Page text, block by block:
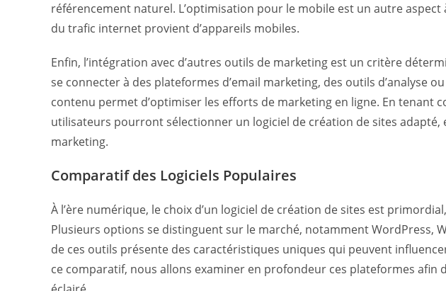
référencement naturel. L’optimisation pour le mobile est un autre
du trafic internet provient d’appareils mobiles.
Enfin, l’intégration avec d’autres outils de marketing est un critère
se connecter à des plateformes d’email marketing, des outils d’analyse
contenu permet d’optimiser les efforts de marketing en ligne. En tenant
utilisateurs pourront sélectionner un logiciel de création de sites adapté,
marketing.
Comparatif des Logiciels Populaires
À l’ère numérique, le choix d’un logiciel de création de sites est
Plusieurs options se distinguent sur le marché, notamment WordPress,
de ces outils présente des caractéristiques uniques qui peuvent
ce comparatif, nous allons examiner en profondeur ces plateformes afin